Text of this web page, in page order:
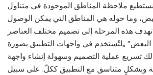
نستطيع ملاحظة المناطق الموجودة في متناول
وما حوله هي المناطق التي يمكن الوصول
تهدف هذه المرحلة إلى تصميم مختلف العناصر
البعض” „لتُستخدم في واجهات التطبيق بصورة
تسريع عملية التصميم وسهولة إنشاء واجهة
وبشكلٍ متناسق مع التطبيق ككلّ. على سبيل